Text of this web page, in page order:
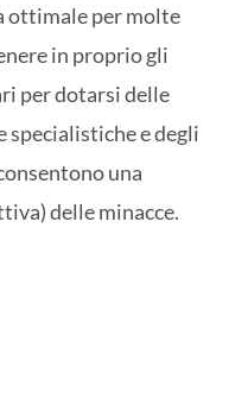
ottimale per molte
in proprio gli
per dotarsi delle
specialistiche e degli
una
delle minacce.